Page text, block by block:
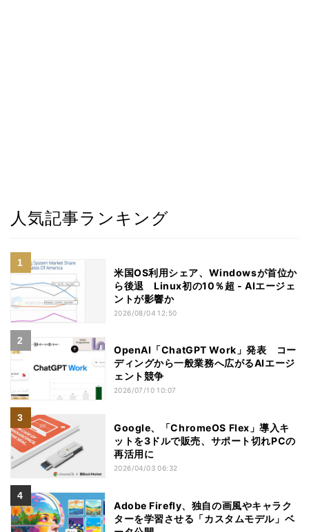
人気記事ランキング
米国OS利用シェア、Windowsが首位か
ら後退 Linux初の10％超 - AIエージェ
ントが影響か
2026/08/04 12:50
OpenAI「ChatGPT Work」発表 コー
ディングから一般業務へ広がるAIエージ
ェント競争
2026/07/10 10:07
Google、「ChromeOS Flex」導入キ
ットを3ドルで販売、サポート切れPCの
再活用に
2026/04/03 06:32
Adobe Firefly、独自の画風やキャラク
ターを学習させる「カスタムモデル」ベ